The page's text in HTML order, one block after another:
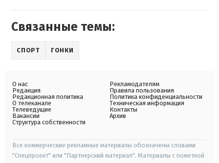
Связанные темы:
СПОРТ ГОНКИ
О нас
Редакция
Редакционная политика
О телеканале
Телеведущие
Вакансии
Структура собственности
Рекламодателям
Правила пользования
Политика конфиденциальности
Техническая информация
Контакты
Архив
Все коммерческие рекламные материалы обозначены словами
"Спецпроект" или "Партнерский материал". Материалы с пометкой